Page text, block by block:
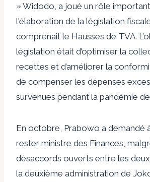
» Widodo, a joué un rôle
l'élaboration de la législation
comprenait le Hausses de TVA.
législation était d’optimiser la
recettes et d’améliorer la
de compenser les dépenses
survenues pendant la pandémie
En octobre, Prabowo a demandé
rester ministre des Finances,
désaccords ouverts entre les
la deuxième administration de